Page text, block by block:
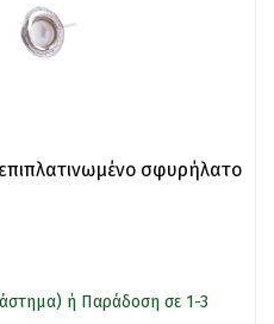
σφυρήλατο
ή Παράδοση σε 1-3